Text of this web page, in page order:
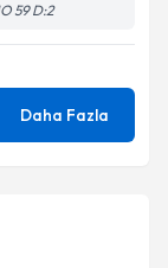
59 D:2
Daha Fazla